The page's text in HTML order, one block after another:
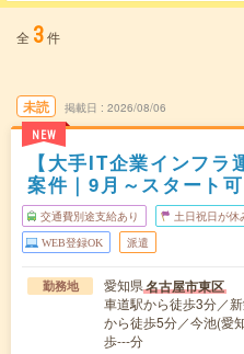
全 3件
未読
NEW
掲載日 2026/08/06
【大手IT企業インフ
案件｜9月～スタート可
交通費別途支給あり 土日祝日が休
WEB登録OK 派遣
勤務地 愛知県名古屋市東区
車道駅から徒歩3分／
から徒歩5分／今池(愛
歩---分